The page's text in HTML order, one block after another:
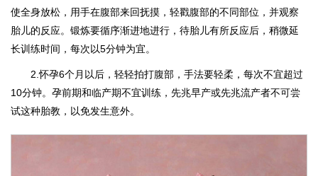
使全身放松，用手在腹部来回抚摸，轻戳腹部的不同部位，并观察
胎儿的反应。锻炼要循序渐进地进行，待胎儿有所反应后，稍微延
长训练时间，每次以5分钟为宜。
2.怀孕6个月以后，轻轻拍打腹部，手法要轻柔，每次不宜超过
10分钟。孕前期和临产期不宜训练，先兆早产或先兆流产者不可尝
试这种胎教，以免发生意外。